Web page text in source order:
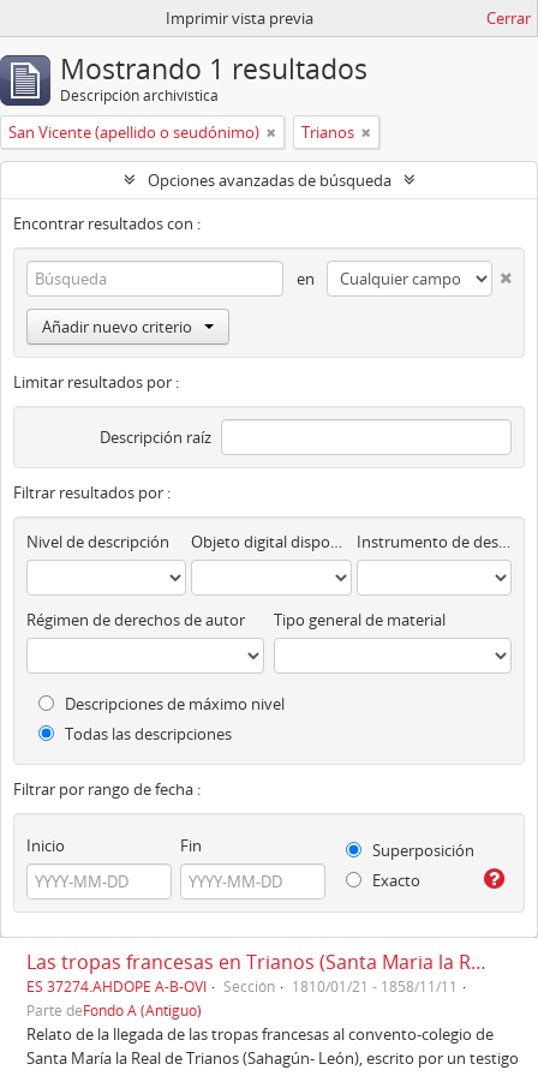
Imprimir vista previa Cerrar
Mostrando 1 resultados
Descripción archivística
San Vicente (apellido o seudónimo) Trianos
Opciones avanzadas de búsqueda
Encontrar resultados con :
en
Añadir nuevo criterio
Limitar resultados por :
Descripción raíz
Filtrar resultados por :
Nivel de descripción Objeto digital disponibles Instrumento de descripción
Régimen de derechos de autor Tipo general de material
Descripciones de máximo nivel
Todas las descripciones
Filtrar por rango de fecha :
Inicio Fin
Superposición
Exacto
Las tropas francesas en Trianos (Santa Maria la Real de Trianos) (1810)
ES 37274.AHDOPE A-B-OVI Sección
1810/01/21 - 1858/11/11
Parte deFondo A (Antiguo)
Relato de la llegada de las tropas francesas al convento-colegio de
Santa María la Real de Trianos (Sahagún- León), escrito por un testigo